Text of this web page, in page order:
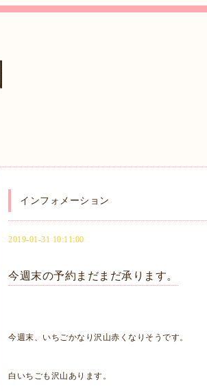
インフォメーション
2019-01-31 10:11:00
今週末の予約まだまだ承ります。
今週末、いちごかなり沢山赤くなりそうです。
白いちごも沢山あります。